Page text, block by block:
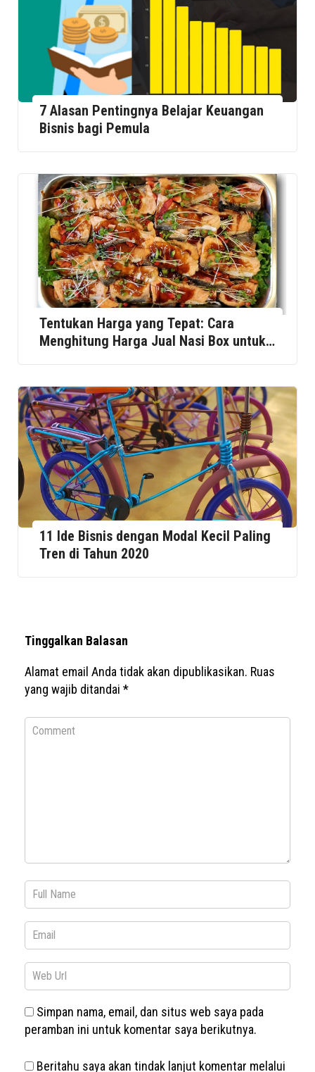
7 Alasan Pentingnya Belajar Keuangan
Bisnis bagi Pemula
Tentukan Harga yang Tepat: Cara
Menghitung Harga Jual Nasi Box untuk
11 Ide Bisnis dengan Modal Kecil Paling
Tren di Tahun 2020
Tinggalkan Balasan
Alamat email Anda tidak akan dipublikasikan. Ruas
yang wajib ditandai *
Simpan nama, email, dan situs web saya pada
peramban ini untuk komentar saya berikutnya.
Beritahu saya akan tindak lanjut komentar melalui